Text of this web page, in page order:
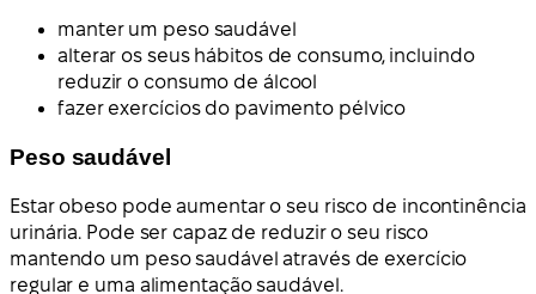
manter um peso saudável
alterar os seus hábitos de consumo, incluindo
reduzir o consumo de álcool
fazer exercícios do pavimento pélvico
Peso saudável
Estar obeso pode aumentar o seu risco de incontinência
urinária. Pode ser capaz de reduzir o seu risco
mantendo um peso saudável através de exercício
regular e uma alimentação saudável.